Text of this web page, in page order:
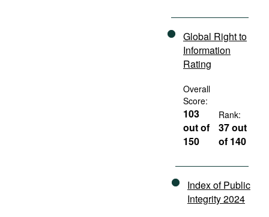
Global Right to
Information
Rating
Overall
Score:
103
out of
150
Rank:
37 out
of 140
Index of Public
Integrity 2024